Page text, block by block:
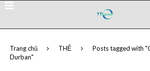
Trang chủ THẺ
Posts tagged with
Durban"